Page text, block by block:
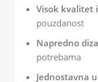
Visok kvalitet
pouzdanost
Napredno
potrebama
Jednostavna